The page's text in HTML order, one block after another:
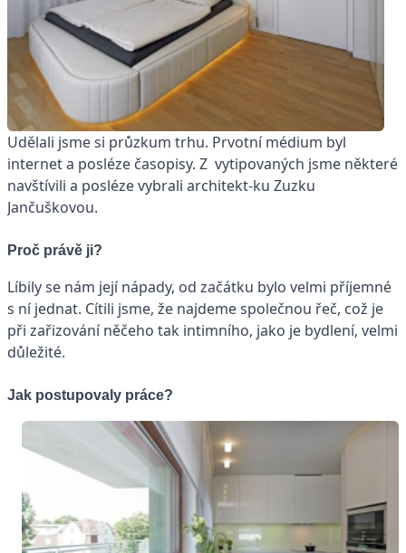
Udělali jsme si průzkum trhu. Prvotní médium byl
internet a posléze časopisy. Z vytipovaných jsme některé
navštívili a posléze vybrali architekt-ku Zuzku
Jančuškovou.
Proč právě ji?
Líbily se nám její nápady, od začátku bylo velmi příjemné
s ní jednat. Cítili jsme, že najdeme společnou řeč, což je
při zařizování něčeho tak intimního, jako je bydlení, velmi
důležité.
Jak postupovaly práce?